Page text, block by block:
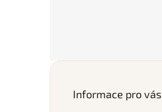
Informace pro vás